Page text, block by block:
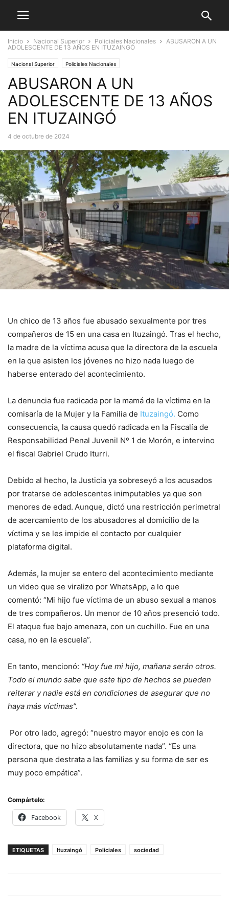
Inicio Nacional Superior Policiales Nacionales
ABUSARON A UN
ADOLESCENTE DE 13 AÑOS EN ITUZAINGÓ
Nacional Superior Policiales Nacionales
ABUSARON A UN
ADOLESCENTE DE 13 AÑOS
EN ITUZAINGÓ
4 de octubre de 2024
Un chico de 13 años fue abusado sexualmente por tres
compañeros de 15 en una casa en Ituzaingó. Tras el hecho,
la madre de la víctima acusa que la directora de la escuela
en la que asisten los jóvenes no hizo nada luego de
haberse enterado del acontecimiento.
La denuncia fue radicada por la mamá de la víctima en la
comisaría de la Mujer y la Familia de Ituzaingó. Como
consecuencia, la causa quedó radicada en la Fiscalía de
Responsabilidad Penal Juvenil Nº 1 de Morón, e intervino
el fiscal Gabriel Crudo Iturri.
Debido al hecho, la Justicia ya sobreseyó a los acusados
por tratarse de adolescentes inimputables ya que son
menores de edad. Aunque, dictó una restricción perimetral
de acercamiento de los abusadores al domicilio de la
víctima y se les impide el contacto por cualquier
plataforma digital.
Además, la mujer se entero del acontecimiento mediante
un video que se viralizo por WhatsApp, a lo que
comentó: “Mi hijo fue víctima de un abuso sexual a manos
de tres compañeros. Un menor de 10 años presenció todo.
El ataque fue bajo amenaza, con un cuchillo. Fue en una
casa, no en la escuela”.
En tanto, mencionó: “Hoy fue mi hijo, mañana serán otros.
Todo el mundo sabe que este tipo de hechos se pueden
reiterar y nadie está en condiciones de asegurar que no
haya más víctimas”.
Por otro lado, agregó: “nuestro mayor enojo es con la
directora, que no hizo absolutamente nada”. “Es una
persona que destrata a las familias y su forma de ser es
muy poco empática”.
Compártelo:
Facebook X
ETIQUETAS Ituzaingó Policiales sociedad